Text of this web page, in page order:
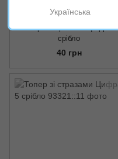
Артикул: 93321::13
Топер зі стразами Цифра 6
срібло
40 грн
Українська